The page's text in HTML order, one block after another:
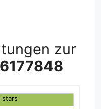
zur
stars